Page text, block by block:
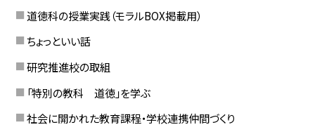
道徳科の授業実践（モラルBOX掲載用）
ちょっといい話
研究推進校の取組
「特別の教科 道徳」を学ぶ
社会に開かれた教育課程・学校連携仲間づくり